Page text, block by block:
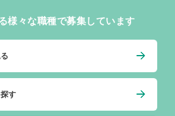
様々な職種で募集しています
す